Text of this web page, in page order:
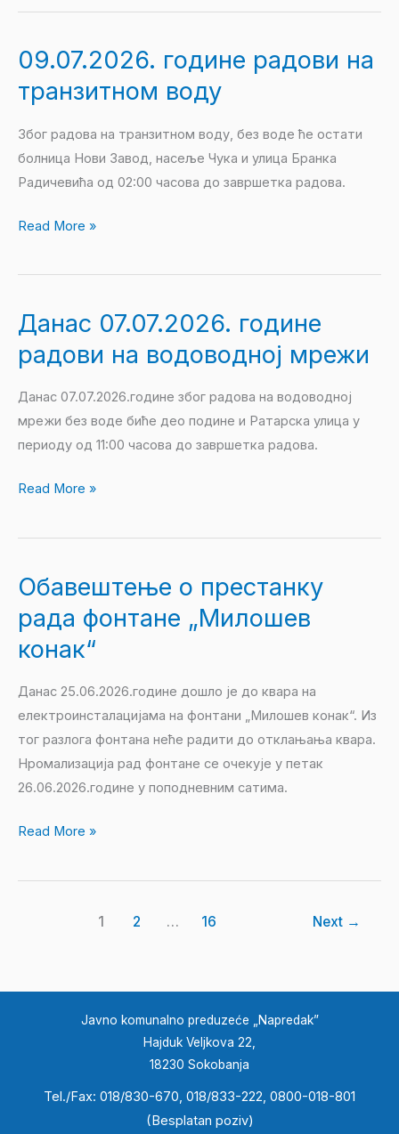
09.07.2026. године радови на
транзитном воду
Због радова на транзитном воду, без воде ће остати
болница Нови Завод, насеље Чука и улица Бранка
Радичевића од 02:00 часова до завршетка радова.
09.07.2026.
радови
на
транзитном
воду
Read More »
Данас 07.07.2026. године
радови на водоводној мрежи
Данас 07.07.2026.године због радова на водоводној
мрежи без воде биће део подине и Ратарска улица у
периоду од 11:00 часова до завршетка радова.
Данас
године
радови
на
водоводној
Read More »
Обавештење о престанку
рада фонтане „Милошев
конак“
Данас 25.06.2026.године дошло је до квара на
електроинсталацијама на фонтани „Милошев конак“. Из
тог разлога фонтана неће радити до отклањања квара.
Нромализација рад фонтане се очекује у петак
26.06.2026.године у поподневним сатима.
Обавештење
престанку
рада
„Милошев
конак“
Read More »
1 2 … 16 Next →
Javno komunalno preduzeće „Napredak”
Hajduk Veljkova 22,
18230 Sokobanja
Tel./Fax: 018/830-670, 018/833-222, 0800-018-801
(Besplatan poziv)